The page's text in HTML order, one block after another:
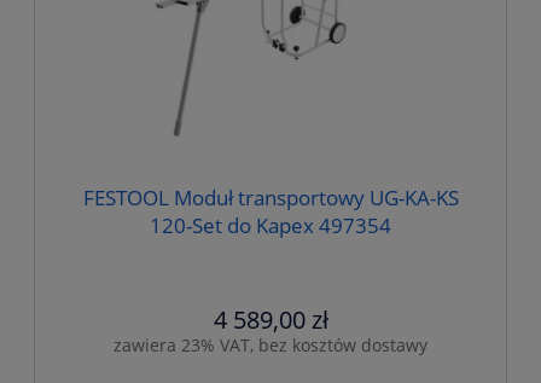
FESTOOL Moduł transportowy UG-KA-KS
120-Set do Kapex 497354
4 589,00 zł
zawiera 23% VAT, bez kosztów dostawy